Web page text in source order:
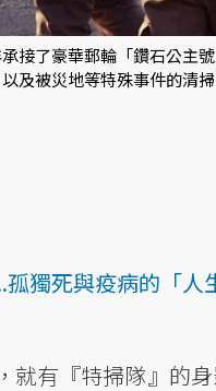
接了豪華郵輪「鑽石公主
及被災地等特殊事件的清
獨死與疫病的「人
就有『特掃隊』的